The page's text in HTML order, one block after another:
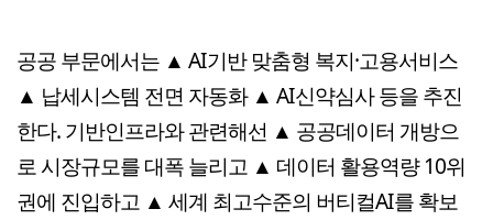
공공 부문에서는 ▲ AI기반 맞춤형 복지·고용서비스
▲ 납세시스템 전면 자동화 ▲ AI신약심사 등을 추진
한다. 기반인프라와 관련해선 ▲ 공공데이터 개방으
로 시장규모를 대폭 늘리고 ▲ 데이터 활용역량 10위
권에 진입하고 ▲ 세계 최고수준의 버티컬AI를 확보